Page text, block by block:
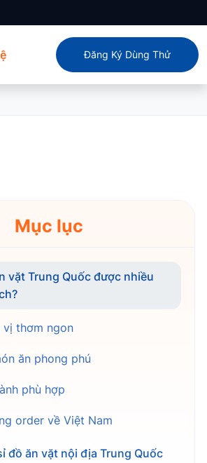
Đăng Ký Dùng Thử
Mục lục
vặt Trung Quốc được nhiều
vị thơm ngon
ăn phong phú
phù hợp
order về Việt Nam
đồ ăn vặt nội địa Trung Quốc